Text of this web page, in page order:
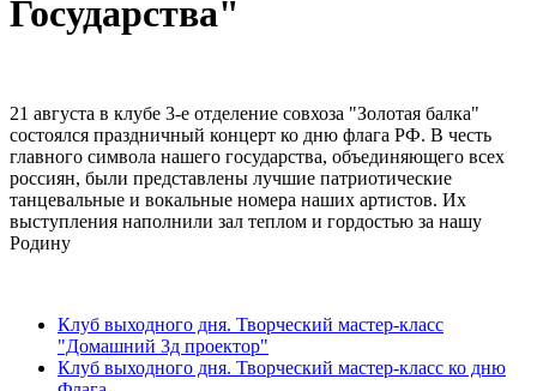
Государства"
21 августа в клубе 3-е отделение совхоза "Золотая балка"
состоялся праздничный концерт ко дню флага РФ. В честь
главного символа нашего государства, объединяющего всех
россиян, были представлены лучшие патриотические
танцевальные и вокальные номера наших артистов. Их
выступления наполнили зал теплом и гордостью за нашу
Родину
Клуб выходного дня. Творческий мастер-класс
"Домашний 3д проектор"
Клуб выходного дня. Творческий мастер-класс ко дню